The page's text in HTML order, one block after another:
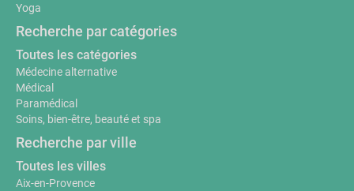
Yoga
Recherche par catégories
Toutes les catégories
Médecine alternative
Médical
Paramédical
Soins, bien-être, beauté et spa
Recherche par ville
Toutes les villes
Aix-en-Provence